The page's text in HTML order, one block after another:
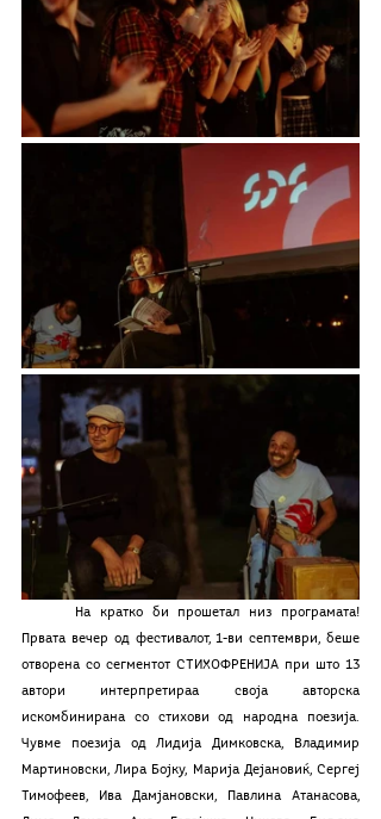
Првата вечер од фестивалот, 1-ви септември, беше
отворена со сегментот СТИХОФРЕНИЈА при што 13
автори интерпретираа своја авторска
искомбинирана со стихови од народна поезија.
Чувме поезија од Лидија Димковска, Владимир
Мартиновски, Лира Бојку, Марија Дејановиќ, Сергеј
Тимофеев, Ива Дамјановски, Павлина Атанасова,